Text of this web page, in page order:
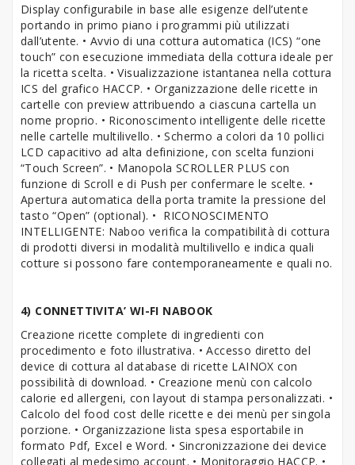
Display configurabile in base alle esigenze dell’utente
portando in primo piano i programmi più utilizzati
dall’utente. • Avvio di una cottura automatica (ICS) “one
touch” con esecuzione immediata della cottura ideale per
la ricetta scelta. • Visualizzazione istantanea nella cottura
ICS del grafico HACCP. • Organizzazione delle ricette in
cartelle con preview attribuendo a ciascuna cartella un
nome proprio. • Riconoscimento intelligente delle ricette
nelle cartelle multilivello. • Schermo a colori da 10 pollici
LCD capacitivo ad alta definizione, con scelta funzioni
“Touch Screen”. • Manopola SCROLLER PLUS con
funzione di Scroll e di Push per confermare le scelte. •
Apertura automatica della porta tramite la pressione del
tasto “Open” (optional). • RICONOSCIMENTO
INTELLIGENTE: Naboo verifica la compatibilità di cottura
di prodotti diversi in modalità multilivello e indica quali
cotture si possono fare contemporaneamente e quali no.
4) CONNETTIVITA’ WI-FI NABOOK
Creazione ricette complete di ingredienti con
procedimento e foto illustrativa. • Accesso diretto del
device di cottura al database di ricette LAINOX con
possibilità di download. • Creazione menù con calcolo
calorie ed allergeni, con layout di stampa personalizzati. •
Calcolo del food cost delle ricette e dei menù per singola
porzione. • Organizzazione lista spesa esportabile in
formato Pdf, Excel e Word. • Sincronizzazione dei device
collegati al medesimo account. • Monitoraggio HACCP. •